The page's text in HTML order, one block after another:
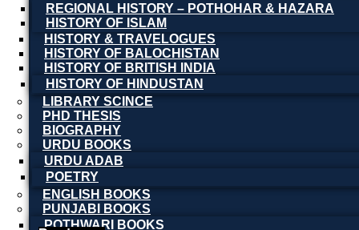
REGIONAL HISTORY – POTHOHAR & HAZARA
HISTORY OF ISLAM
HISTORY & TRAVELOGUES
HISTORY OF BALOCHISTAN
HISTORY OF BRITISH INDIA
HISTORY OF HINDUSTAN
LIBRARY SCINCE
PHD THESIS
BIOGRAPHY
URDU BOOKS
URDU ADAB
POETRY
ENGLISH BOOKS
PUNJABI BOOKS
POTHWARI BOOKS